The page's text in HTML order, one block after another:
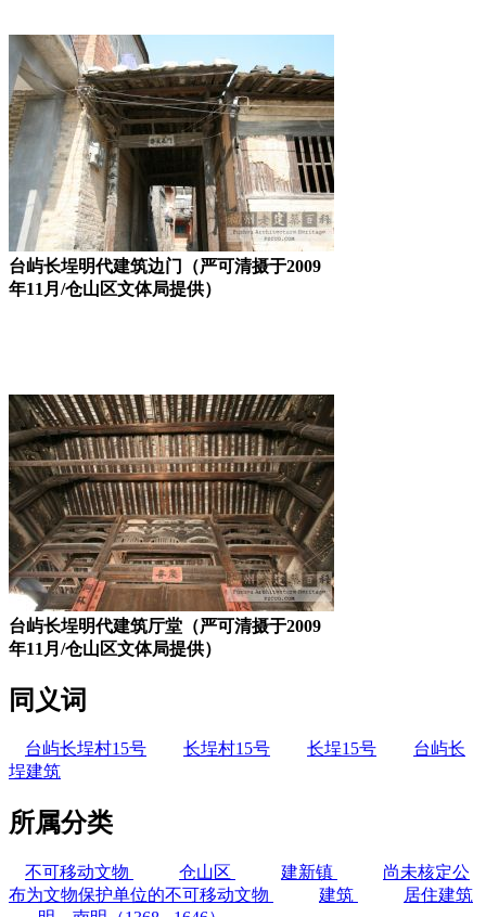
台屿长埕明代建筑边门（严可清摄于2009
年11月/仓山区文体局提供）
台屿长埕明代建筑厅堂（严可清摄于2009
年11月/仓山区文体局提供）
同义词
台屿长埕村15号 长埕村15号 长埕15号
台屿长
埕建筑
所属分类
不可移动文物 仓山区 建新镇
尚未核定公
布为文物保护单位的不可移动文物
建筑
居住建筑